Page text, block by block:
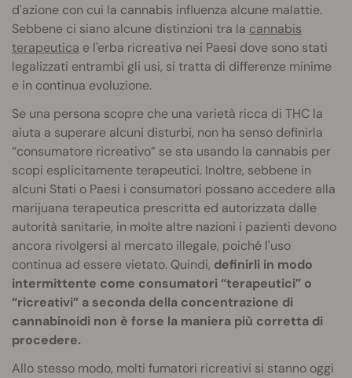
d'azione con cui la cannabis influenza alcune malattie.
Sebbene ci siano alcune distinzioni tra la cannabis
terapeutica e l'erba ricreativa nei Paesi dove sono stati
legalizzati entrambi gli usi, si tratta di differenze minime
e in continua evoluzione.
Se una persona scopre che una varietà ricca di THC la
aiuta a superare alcuni disturbi, non ha senso definirla
“consumatore ricreativo” se sta usando la cannabis per
scopi esplicitamente terapeutici. Inoltre, sebbene in
alcuni Stati o Paesi i consumatori possano accedere alla
marijuana terapeutica prescritta ed autorizzata dalle
autorità sanitarie, in molte altre nazioni i pazienti devono
ancora rivolgersi al mercato illegale, poiché l'uso
continua ad essere vietato. Quindi, definirli in modo
intermittente come consumatori “terapeutici” o
“ricreativi” a seconda della concentrazione di
cannabinoidi non è forse la maniera più corretta di
procedere.
Allo stesso modo, molti fumatori ricreativi si stanno oggi